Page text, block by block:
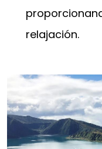
relajación.